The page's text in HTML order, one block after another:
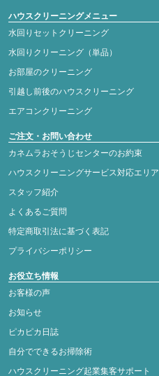
ハウスクリーニングメニュー
水回りセットクリーニング
水回りクリーニング（単品）
お部屋のクリーニング
引越し前後のハウスクリーニング
エアコンクリーニング
ご注文・お問い合わせ
カネムラおそうじセンターのお約束
ハウスクリーニングサービス対応エリア
スタッフ紹介
よくあるご質問
特定商取引法に基づく表記
プライバシーポリシー
お役立ち情報
お客様の声
お知らせ
ピカピカ日誌
自分でできるお掃除術
ハウスクリーニング起業集客サポート